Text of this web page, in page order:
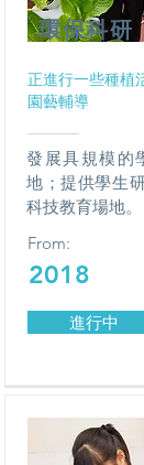
環保科研
正進行一些種植
園藝輔導
發展具規模的
地；提供學生
科技教育場地。
From:
2018
進行中